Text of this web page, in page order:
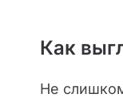
Как
Не